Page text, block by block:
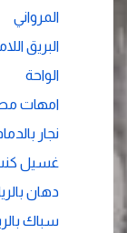
المرواني
البريق
الواحة
امهات
نجار
غسيل كنب
دهان
سباك